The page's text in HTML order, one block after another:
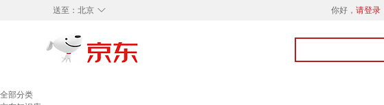
◇
送至： 北京 你好， 请登录
全部分类